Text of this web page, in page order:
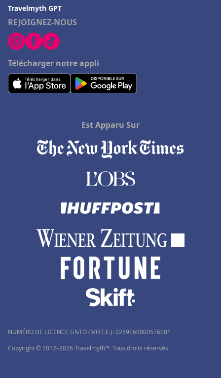
REJOIGNEZ-NOUS
Télécharger notre appli
Travelmyth GPT
Est Apparu Sur
NUMÉRO DE LICENCE GNTO (MH.T.E.): 0259Ε60000576001
Copyright © 2012–2026 Travelmyth™. Tous droits réservés.